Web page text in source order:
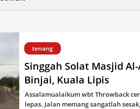
tenang
Singgah Solat Masjid
Binjai, Kuala Lipis
Assalamualaikum wbt Throwback
lepas. Jalan memang sangatlah